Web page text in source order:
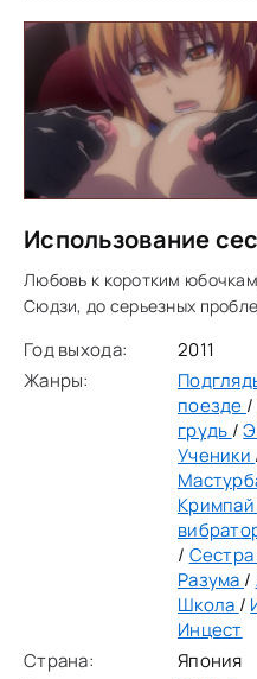
Использование
Любовь к коротким
Сюдзи, до серьезных
самое главное - брату
Год выхода:
2011
Жанры:
поезде /
грудь /
Ученики
Кримпай
/ Сестра
Разума /
Школа /
Инцест
Страна:
Япония